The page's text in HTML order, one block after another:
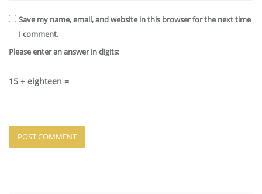
Save my name, email, and website in this browser for the next time
I comment.
Please enter an answer in digits:
15 + eighteen =